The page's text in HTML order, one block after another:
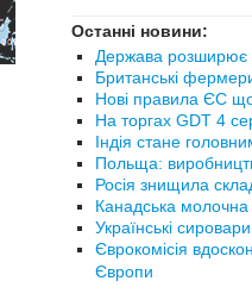
Останні новини:
Держава розширює
Британські
Нові правила ЄС
На торгах GDT 4
Індія стане
Польща:
Росія знищила
Канадська молочна
Українські
Єврокомісія
Європи